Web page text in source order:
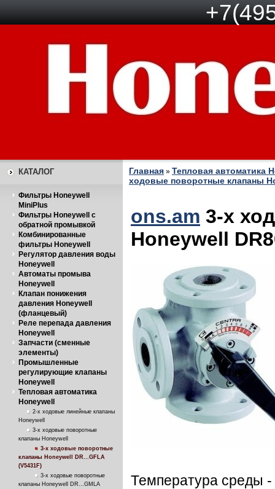
КАТАЛОГ
Фильтры Honeywell
MiniPlus
Фильтры Honeywell с
обратной промывкой
Комбинированные
фильтры Honeywell
Регулятор давления воды
Honeywell
Автоматы промыва
Honeywell
Клапан понижения
давления Honeywell
(фланцевый)
Реле перепада давления
Honeywell
Запчасти (сменные
элементы)
Промышленные
регулирующие клапаны
Honeywell
Тепловая автоматика
Honeywell
2-х ходовые линейные клапаны
Honeywell
3-х ходовые поворотные
клапаны Honeywell
3-х ходовые поворотные
клапаны Honeywell DR...GFLA
(V5431F)
3-х ходовые поворотные
клапаны Honeywell DR...GMLA
Главная » Тепловая автоматика
ходовые поворотные клапаны
ons.am 3-х
Honeywell
Температура среды -